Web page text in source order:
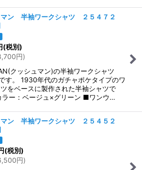
マン 半袖ワークシャツ ２５４７２
(税別)
円)
クッシュマン)の半袖ワークシャツ
す。 1930年代のガチャポケタイプのワ
をベースに製作された半袖シャツで
ー：ベージュ×グリーン ■ワンウ…
マン 半袖ワークシャツ ２５４５２
(税別)
円)